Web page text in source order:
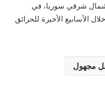
شرقي سوريا، في
الأسابيع الأخيرة للحرائق
مجهول